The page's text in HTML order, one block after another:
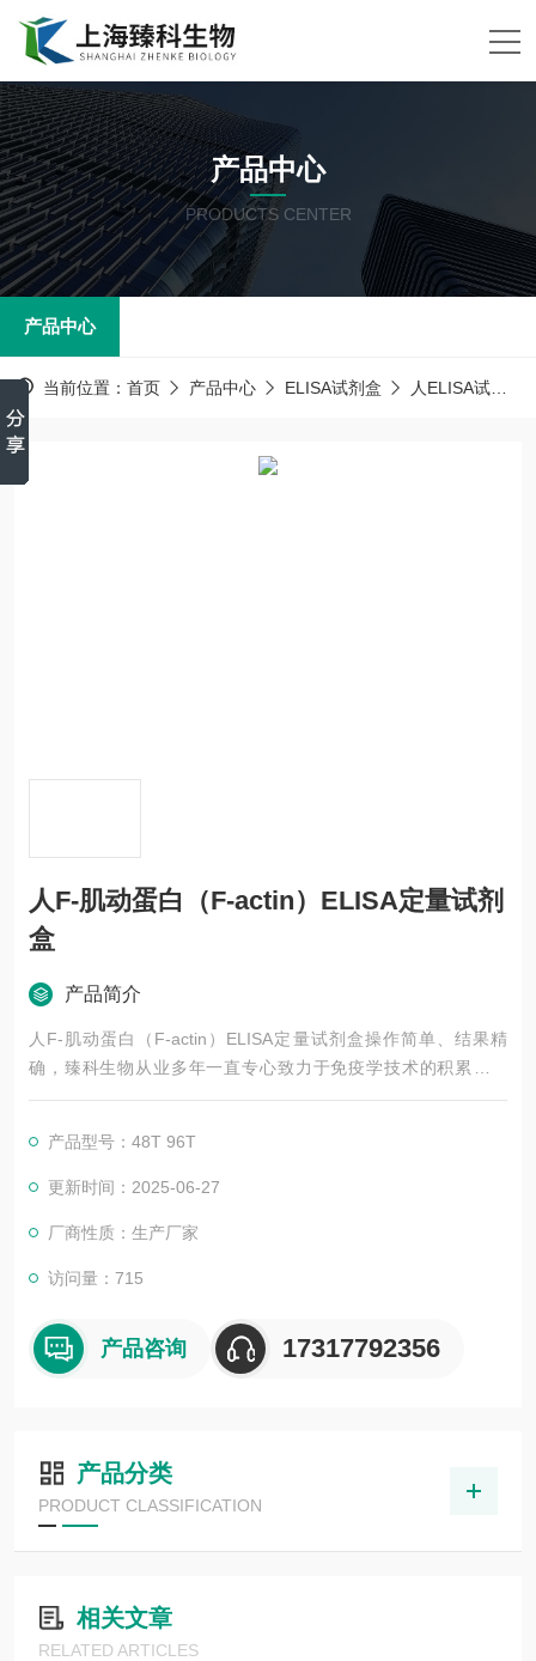
产品中心
PRODUCTS CENTER
产品中心
当前位置： 首页 产品中心 ELISA试剂盒 人ELISA试剂盒
人F-肌动蛋白（F-actin）ELISA定量试剂
盒
产品简介
人F-肌动蛋白（F-actin）ELISA定量试剂盒操作简单、结果精
确，臻科生物从业多年一直专心致力于免疫学技术的积累与发
展，以其优质的产品质量与专业的技术服务，赢得业内广大人士
的合作关系，共同努力合作共赢。
产品型号：48T 96T
更新时间：2025-06-27
厂商性质：生产厂家
访问量：715
产品咨询 17317792356
产品分类
PRODUCT CLASSIFICATION
相关文章
RELATED ARTICLES